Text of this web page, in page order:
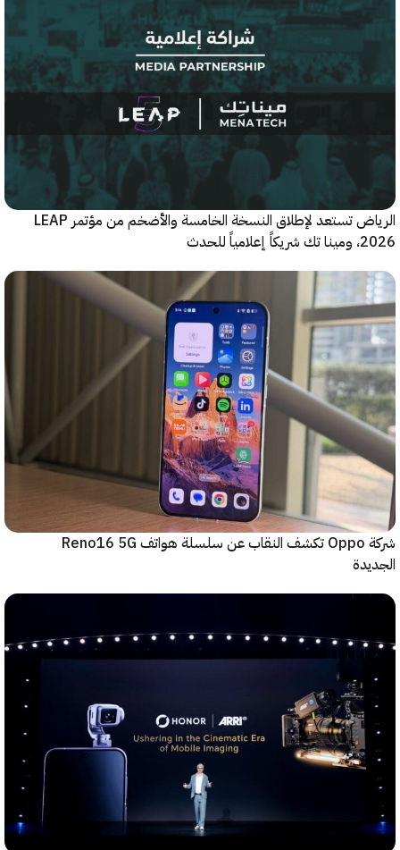
الرياض تستعد لإطلاق النسخة الخامسة والأضخم من مؤتمر LEAP
للحدث
شركة Oppo تكشف النقاب عن سلسلة هواتف Reno16 5G